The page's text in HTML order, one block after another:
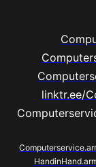
linktr.ee/